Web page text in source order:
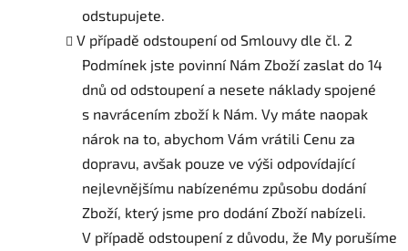
odstupujete.
V případě odstoupení od Smlouvy dle čl. 2
Podmínek jste povinní Nám Zboží zaslat do 14
dnů od odstoupení a nesete náklady spojené
s navrácením zboží k Nám. Vy máte naopak
nárok na to, abychom Vám vrátili Cenu za
dopravu, avšak pouze ve výši odpovídající
nejlevnějšímu nabízenému způsobu dodání
Zboží, který jsme pro dodání Zboží nabízeli.
V případě odstoupení z důvodu, že My porušíme